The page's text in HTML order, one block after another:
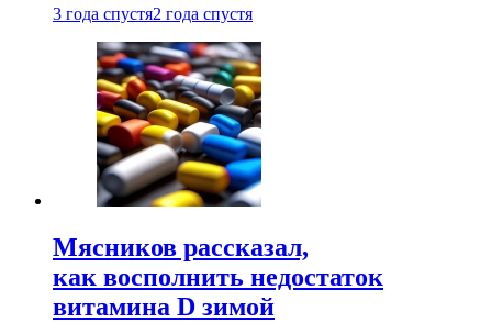
3 года спустя2 года спустя
Мясников рассказал,
как восполнить недостаток
витамина D зимой